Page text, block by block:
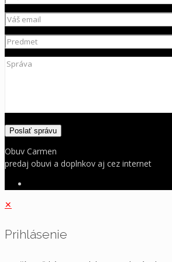
Obuv Carmen
predaj obuvi a doplnkov aj cez internet
✕
Prihlásenie